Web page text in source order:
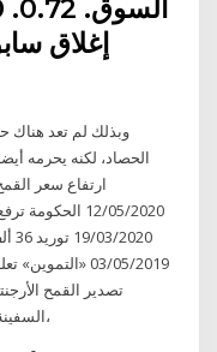
وبذلك لم تعد
الحصاد، لكنه يحرمه
ارتفاع سعر
03/05/2019
تصدير القمح
السفينة) بنسبة اثنين في المائة قياساً بالشهر الفائت،